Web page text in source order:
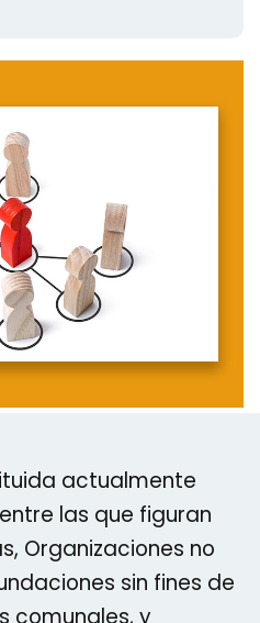
actualmente
las que figuran
Organizaciones no
sin fines de
comunales, y